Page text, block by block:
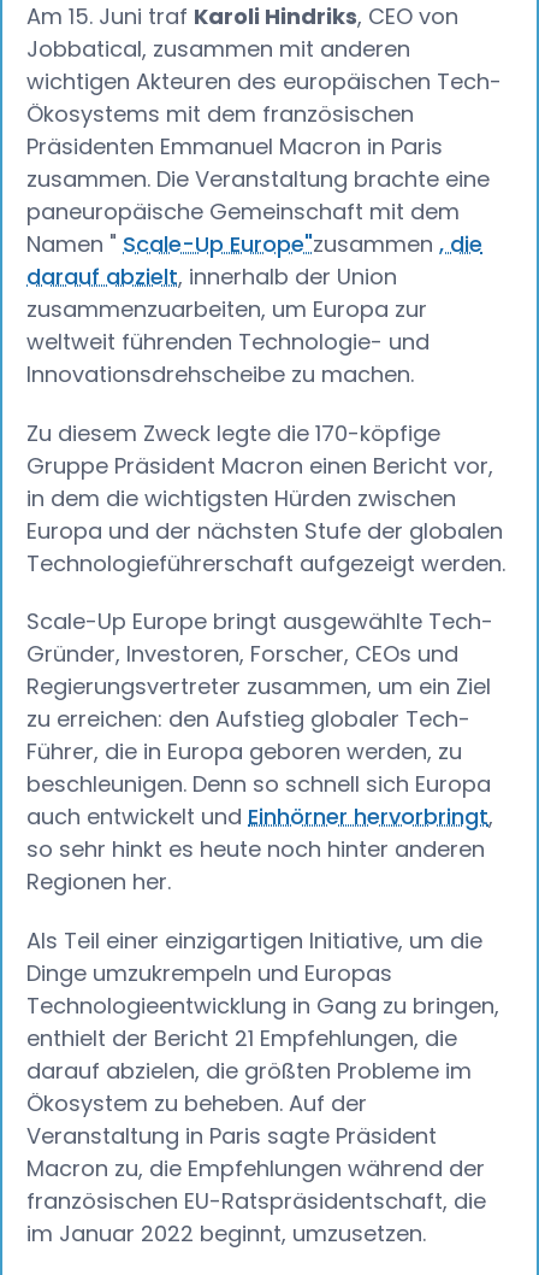
Am 15. Juni traf Karoli Hindriks, CEO von
Jobbatical, zusammen mit anderen
wichtigen Akteuren des europäischen Tech-
Ökosystems mit dem französischen
Präsidenten Emmanuel Macron in Paris
zusammen. Die Veranstaltung brachte eine
paneuropäische Gemeinschaft mit dem
Namen "Scale-Up Europe"zusammen, die
darauf abzielt, innerhalb der Union
zusammenzuarbeiten, um Europa zur
weltweit führenden Technologie- und
Innovationsdrehscheibe zu machen.
Zu diesem Zweck legte die 170-köpfige
Gruppe Präsident Macron einen Bericht vor,
in dem die wichtigsten Hürden zwischen
Europa und der nächsten Stufe der globalen
Technologieführerschaft aufgezeigt werden.
Scale-Up Europe bringt ausgewählte Tech-
Gründer, Investoren, Forscher, CEOs und
Regierungsvertreter zusammen, um ein Ziel
zu erreichen: den Aufstieg globaler Tech-
Führer, die in Europa geboren werden, zu
beschleunigen. Denn so schnell sich Europa
auch entwickelt undEinhörner hervorbringt,
so sehr hinkt es heute noch hinter anderen
Regionen her.
Als Teil einer einzigartigen Initiative, um die
Dinge umzukrempeln und Europas
Technologieentwicklung in Gang zu bringen,
enthielt der Bericht 21 Empfehlungen, die
darauf abzielen, die größten Probleme im
Ökosystem zu beheben. Auf der
Veranstaltung in Paris sagte Präsident
Macron zu, die Empfehlungen während der
französischen EU-Ratspräsidentschaft, die
im Januar 2022 beginnt, umzusetzen.